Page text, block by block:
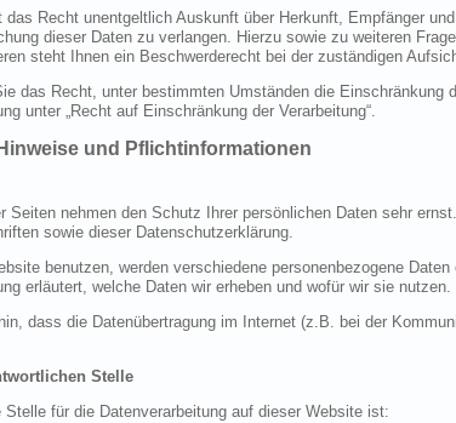
das Recht unentgeltlich Auskunft über Herkunft, Empfänger
dieser Daten zu verlangen. Hierzu sowie zu weiteren
steht Ihnen ein Beschwerderecht bei der zuständigen
das Recht, unter bestimmten Umständen die
unter „Recht auf Einschränkung der Verarbeitung“.
und Pflichtinformationen
Seiten nehmen den Schutz Ihrer persönlichen Daten sehr
sowie dieser Datenschutzerklärung.
benutzen, werden verschiedene personenbezogene
erläutert, welche Daten wir erheben und wofür wir sie
dass die Datenübertragung im Internet (z.B. bei der
Stelle
Stelle für die Datenverarbeitung auf dieser Website ist: